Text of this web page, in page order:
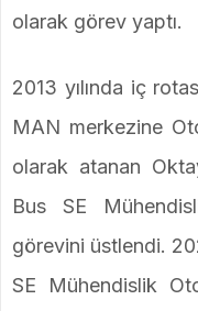
olarak görev yaptı.
2013 yılında iç
MAN merkezine
olarak atanan
Bus SE
görevini üstlendi.
SE Mühendislik